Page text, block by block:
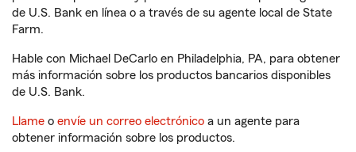
de U.S. Bank en línea o a través de su agente local de State
Farm.
Hable con Michael DeCarlo en Philadelphia, PA, para obtener
más información sobre los productos bancarios disponibles
de U.S. Bank.
Llame o envíe un correo electrónico a un agente para
obtener información sobre los productos.